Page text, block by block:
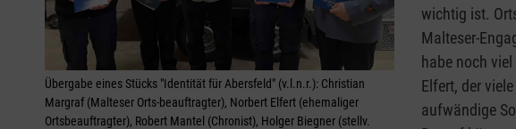
Übergabe eines Stücks "Identität für Abersfeld" (v.l.n.r.): Christian
Margraf (Malteser Orts-beauftragter), Norbert Elfert (ehemaliger
Ortsbeauftragter), Robert Mantel (Chronist), Holger Biegner (stellv.
wichtig ist.
Malteser-
habe noch
Elfert, der
aufwändige